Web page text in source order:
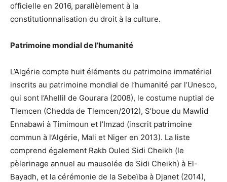
officielle en 2016, parallèlement à la
constitutionnalisation du droit à la culture.
Patrimoine mondial de l’humanité
L’Algérie compte huit éléments du patrimoine immatériel
inscrits au patrimoine mondial de l’humanité par l’Unesco,
qui sont l’Ahellil de Gourara (2008), le costume nuptial de
Tlemcen (Chedda de Tlemcen/2012), S’boue du Mawlid
Ennabawi à Timimoun et l’Imzad (inscrit patrimoine
commun à l’Algérie, Mali et Niger en 2013). La liste
comprend également Rakb Ouled Sidi Cheikh (le
pèlerinage annuel au mausolée de Sidi Cheikh) à El-
Bayadh, et la cérémonie de la Sebeïba à Djanet (2014),